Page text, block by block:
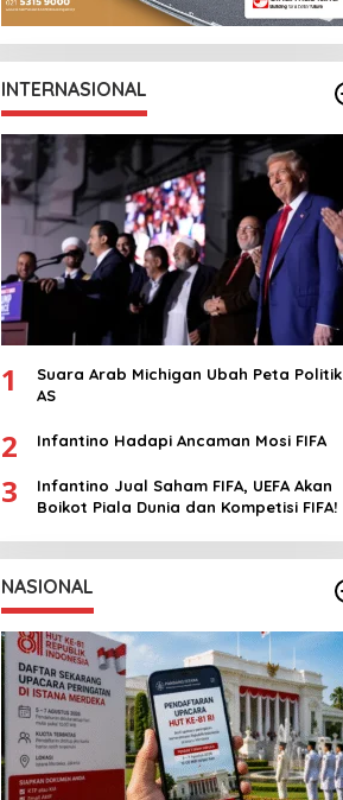
INTERNASIONAL
1
Suara Arab Michigan Ubah Peta Politik
AS
2 Infantino Hadapi Ancaman Mosi FIFA
3
Infantino Jual Saham FIFA, UEFA Akan
Boikot Piala Dunia dan Kompetisi FIFA!
NASIONAL